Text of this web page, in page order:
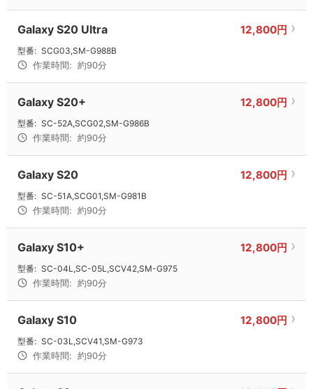
Galaxy S20 Ultra 12,800円
型番: SCG03,SM-G988B
作業時間: 約90分
Galaxy S20+ 12,800円
型番: SC-52A,SCG02,SM-G986B
作業時間: 約90分
Galaxy S20 12,800円
型番: SC-51A,SCG01,SM-G981B
作業時間: 約90分
Galaxy S10+ 12,800円
型番: SC-04L,SC-05L,SCV42,SM-G975
作業時間: 約90分
Galaxy S10 12,800円
型番: SC-03L,SCV41,SM-G973
作業時間: 約90分